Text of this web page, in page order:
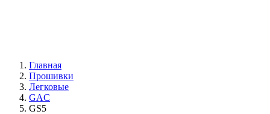
Главная
Прошивки
Легковые
GAC
GS5